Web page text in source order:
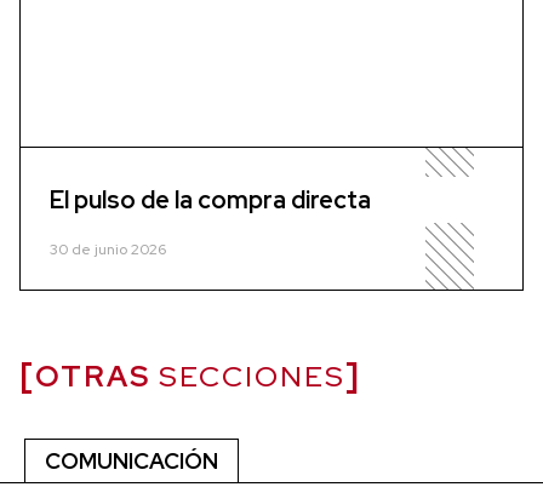
El pulso de la compra directa
30 de junio 2026
OTRAS SECCIONES
COMUNICACIÓN